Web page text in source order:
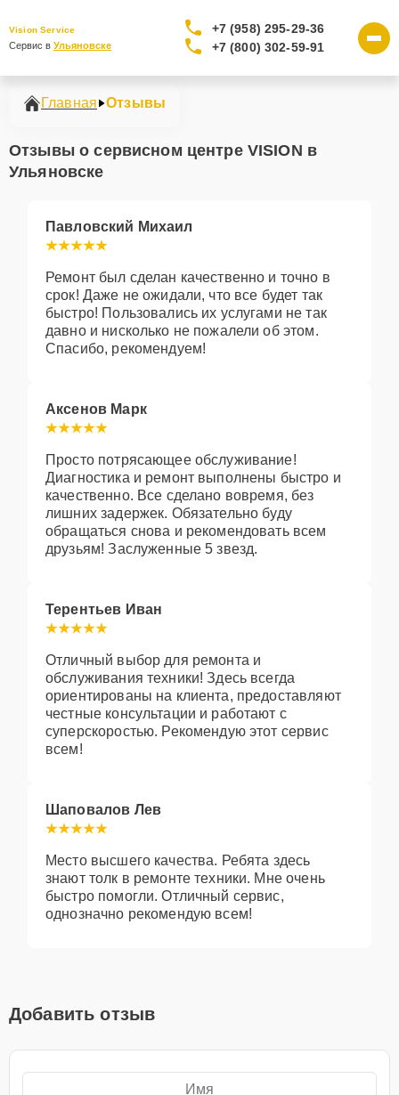
Vision Service
Сервис в Ульяновске
+7 (958) 295-29-36
+7 (800) 302-59-91
Главная Отзывы
Отзывы о сервисном центре VISION в
Ульяновске
Павловский Михаил
Ремонт был сделан качественно и точно в
срок! Даже не ожидали, что все будет так
быстро! Пользовались их услугами не так
давно и нисколько не пожалели об этом.
Спасибо, рекомендуем!
Аксенов Марк
Просто потрясающее обслуживание!
Диагностика и ремонт выполнены быстро и
качественно. Все сделано вовремя, без
лишних задержек. Обязательно буду
обращаться снова и рекомендовать всем
друзьям! Заслуженные 5 звезд.
Терентьев Иван
Отличный выбор для ремонта и
обслуживания техники! Здесь всегда
ориентированы на клиента, предоставляют
честные консультации и работают с
суперскоростью. Рекомендую этот сервис
всем!
Шаповалов Лев
Место высшего качества. Ребята здесь
знают толк в ремонте техники. Мне очень
быстро помогли. Отличный сервис,
однозначно рекомендую всем!
Добавить отзыв